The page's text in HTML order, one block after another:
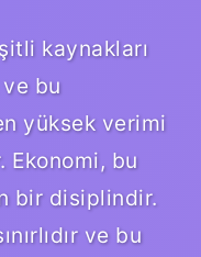
kaynakları
bu
yüksek verimi
Ekonomi, bu
bir disiplindir.
ve bu